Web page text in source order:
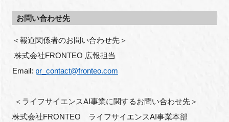
お問い合わせ先
＜報道関係者のお問い合わせ先＞
株式会社FRONTEO 広報担当
Email: pr_contact@fronteo.com
＜ライフサイエンスAI事業に関するお問い合わせ先＞
株式会社FRONTEO　ライフサイエンスAI事業本部